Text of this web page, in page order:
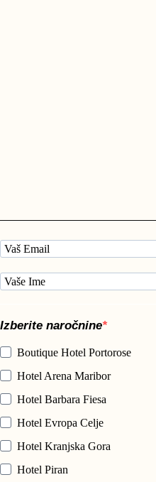
Izberite naročnine
Boutique Hotel Portorose
Hotel Arena Maribor
Hotel Barbara Fiesa
Hotel Evropa Celje
Hotel Kranjska Gora
Hotel Piran